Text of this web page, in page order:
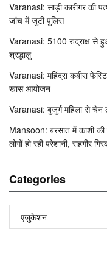
Varanasi: साड़ी कारीगर की
जांच में जुटी पुलिस
Varanasi: 5100 रुद्राक्ष से
श्रद्धालु
Varanasi: महिंद्रा कबीरा
खास आयोजन
Varanasi: बुजुर्ग महिला से चेन
Mansoon: बरसात में काशी
लोगों हो रही परेशानी, राहगीर
Categories
Categories